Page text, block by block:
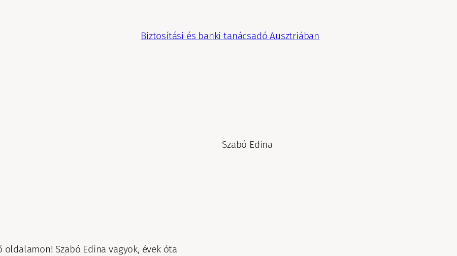
Biztosítási és banki tanácsadó Ausztriában
Szabó Edina vagyok, évek óta
Szabó Edina